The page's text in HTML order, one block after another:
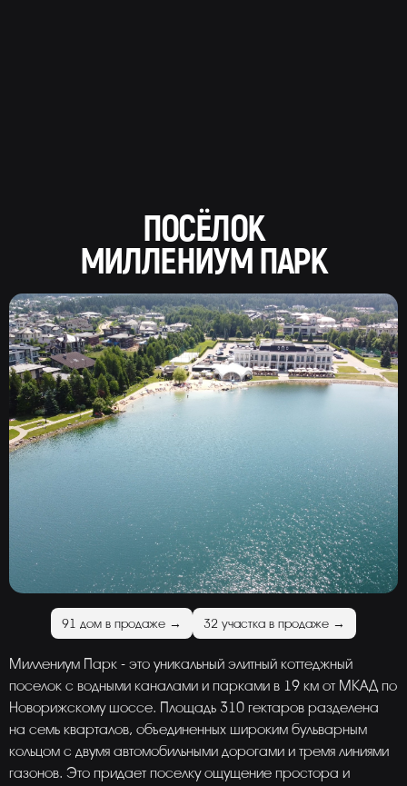
ПОСЁЛОК
МИЛЛЕНИУМ ПАРК
91 дом в продаже → 32 участка в продаже →
Миллениум Парк - это уникальный элитный коттеджный
поселок с водными каналами и парками в 19 км от МКАД по
Новорижскому шоссе. Площадь 310 гектаров разделена
на семь кварталов, объединенных широким бульварным
кольцом с двумя автомобильными дорогами и тремя линиями
газонов. Это придает поселку ощущение простора и